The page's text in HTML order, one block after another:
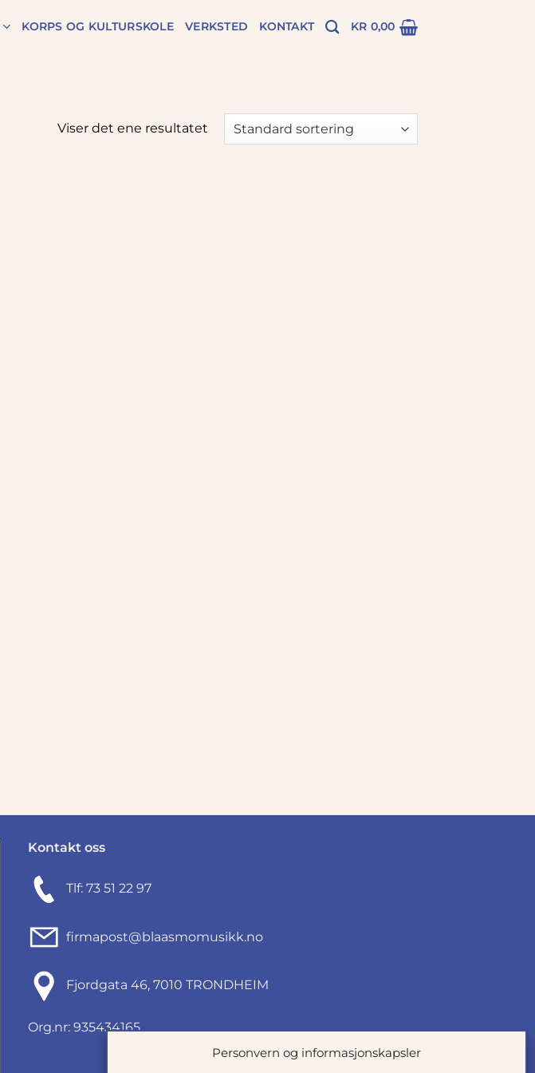
Personvern og informasjonskapsler
KORPS OG KULTURSKOLE VERKSTED KONTAKT KR 0,00
Viser det ene resultatet
Kontakt oss
Tlf: 73 51 22 97
firmapost@blaasmomusikk.no
Fjordgata 46, 7010 TRONDHEIM
Org.nr: 935434165